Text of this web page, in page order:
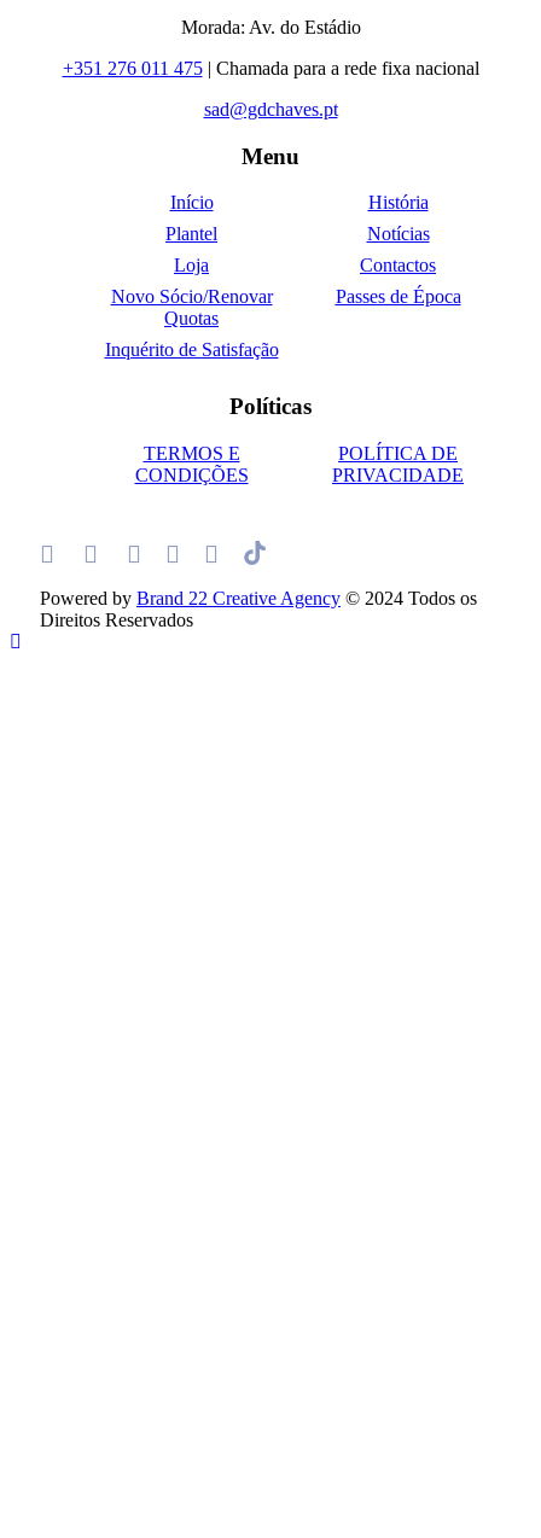
Morada: Av. do Estádio
+351 276 011 475| Chamada para a rede fixa nacional
sad@gdchaves.pt
Menu
Início
História
Plantel
Notícias
Loja
Contactos
Novo Sócio/Renovar
Quotas
Passes de Época
Inquérito de Satisfação
Políticas
TERMOS E
CONDIÇÕES
POLÍTICA DE
PRIVACIDADE
Powered by Brand 22 Creative Agency © 2024 Todos os
Direitos Reservados